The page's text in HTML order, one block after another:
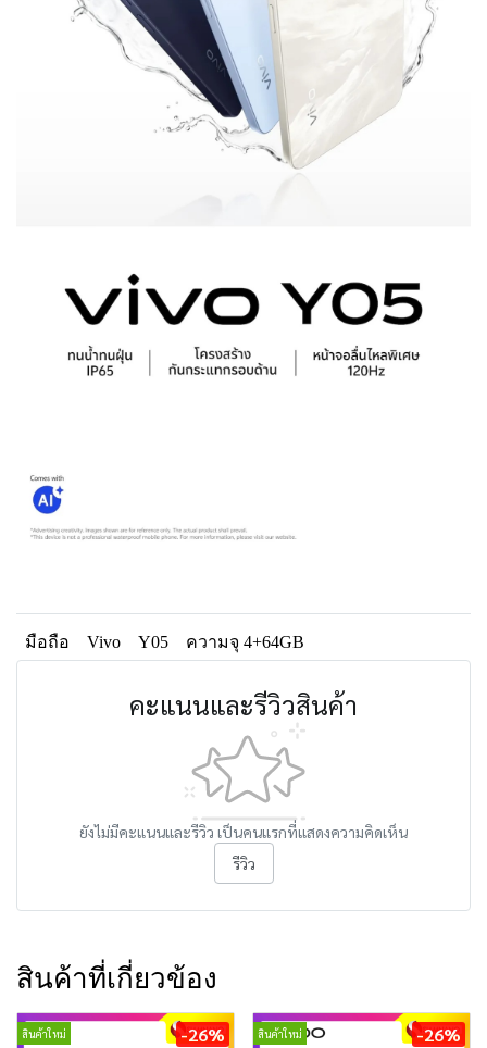
มือถือ Vivo Y05 ความจุ 4+64GB
คะแนนและรีวิวสินค้า
ยังไม่มีคะแนนและรีวิว เป็นคนแรกที่แสดงความคิดเห็น
รีวิว
สินค้าที่เกี่ยวข้อง
สินค้าใหม่ -26% สินค้าใหม่ -26%